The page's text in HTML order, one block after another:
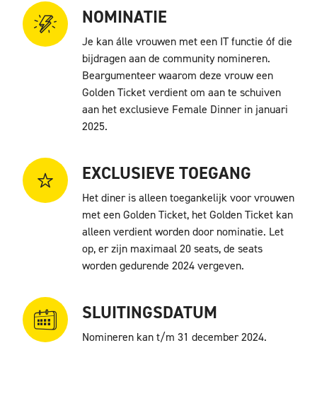
NOMINATIE
Je kan álle vrouwen met een IT functie óf die
bijdragen aan de community nomineren.
Beargumenteer waarom deze vrouw een
Golden Ticket verdient om aan te schuiven
aan het exclusieve Female Dinner in januari
2025.
EXCLUSIEVE TOEGANG
Het diner is alleen toegankelijk voor vrouwen
met een Golden Ticket, het Golden Ticket kan
alleen verdient worden door nominatie. Let
op, er zijnmaximaal 20 seats, de seats
worden gedurende 2024 vergeven.
SLUITINGSDATUM
Nomineren kan t/m 31 december 2024.